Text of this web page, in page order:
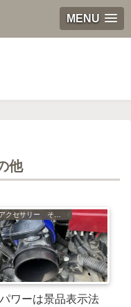
MENU
他
ワーは景品表示法